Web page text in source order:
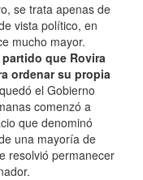
se trata apenas de
vista político, en
mucho mayor.
que Rovira
ordenar su propia
el Gobierno
comenzó a
que denominó
una mayoría de
resolvió permanecer